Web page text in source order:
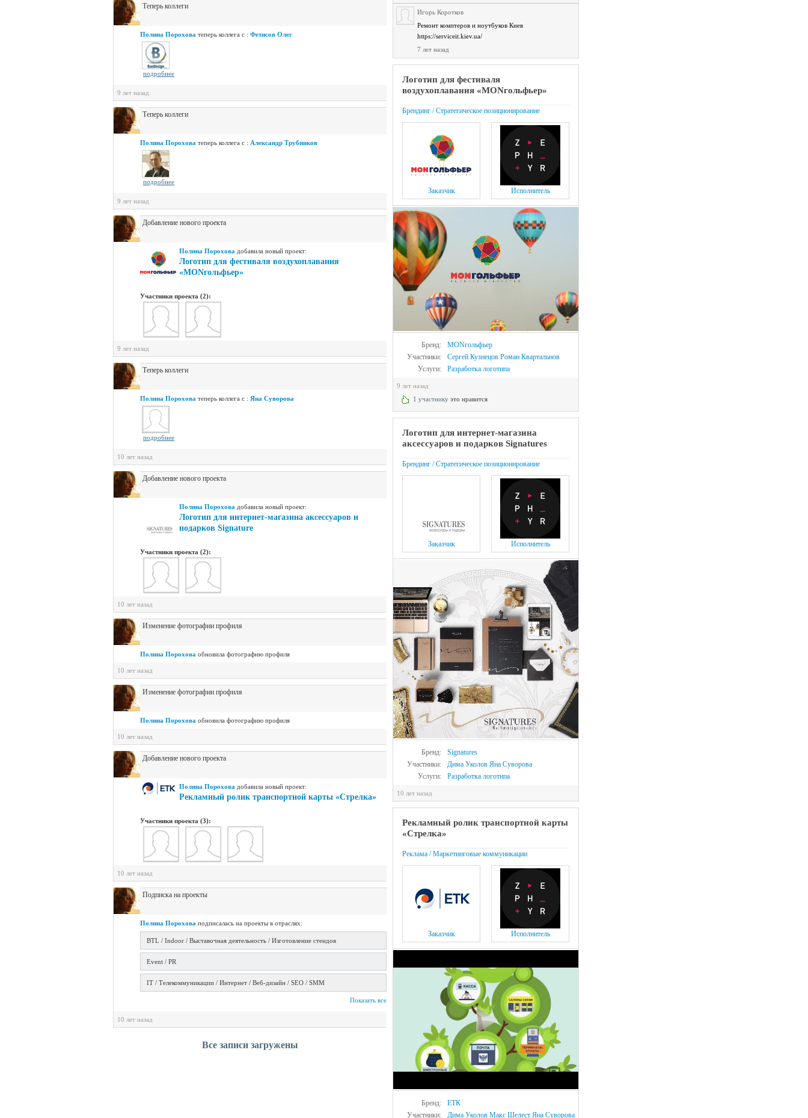
Теперь коллеги
Полина Порохова теперь коллега с : Фетисов Олег
подробнее
9 лет назад
Теперь коллеги
Полина Порохова теперь коллега с : Александр Трубников
подробнее
9 лет назад
Добавление нового проекта
Полина Порохова добавилa новый проект:
Логотип для фестиваля воздухоплавания
«MONгольфьер»
Участники проекта (2):
9 лет назад
Теперь коллеги
Полина Порохова теперь коллега с : Яна Суворова
подробнее
10 лет назад
Добавление нового проекта
Полина Порохова добавилa новый проект:
Логотип для интернет-магазина аксессуаров и
подарков Signature
Участники проекта (2):
10 лет назад
Изменение фотографии профиля
Полина Порохова обновилa фотографию профиля
10 лет назад
Изменение фотографии профиля
Полина Порохова обновилa фотографию профиля
10 лет назад
Добавление нового проекта
Полина Порохова добавилa новый проект:
Рекламный ролик транспортной карты «Стрелка»
Участники проекта (3):
10 лет назад
Подписка на проекты
Полина Порохова подписалась на проекты в отраслях:
BTL / Indoor / Выставочная деятельность / Изготовление стендов
Event / PR
IT / Телекоммуникации / Интернет / Веб-дизайн / SEO / SMM
Показать все
10 лет назад
Все записи загружены
Игорь Коротков
Ремонт комптеров и ноутбуков Киев
https://serviceit.kiev.ua/
7 лет назад
Логотип для фестиваля
воздухоплавания «MONгольфьер»
Брендинг / Стратегическое позиционирование
Исполнитель
Заказчик
Бренд:
MONгольфьер
Участники:
Сергей Кузнецов Роман Квартальнов
Услуги:
Разработка логотипа
9 лет назад
1 участнику это нравится
Логотип для интернет-магазина
аксессуаров и подарков Signatures
Брендинг / Стратегическое позиционирование
Исполнитель
Заказчик
Бренд:
Signatures
Участники:
Дима Уколов Яна Суворова
Услуги:
Разработка логотипа
10 лет назад
Рекламный ролик транспортной карты
«Стрелка»
Реклама / Маркетинговые коммуникации
Исполнитель
Заказчик
Бренд:
ЕТК
Участники:
Дима Уколов Макс Шелест Яна Суворова